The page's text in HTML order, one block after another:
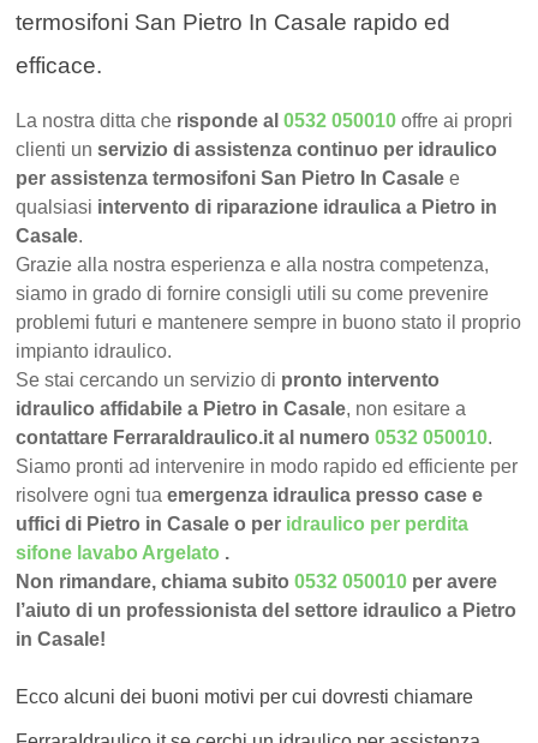
termosifoni San Pietro In Casale rapido ed
efficace.
La nostra ditta che risponde al0532 050010 offre ai propri
clienti unservizio di assistenza continuo per idraulico
per assistenza termosifoni San Pietro In Casale e
qualsiasi intervento di riparazione idraulica a Pietro in
Casale.
Grazie alla nostra esperienza e alla nostra competenza,
siamo in grado di fornire consigli utili su come prevenire
problemi futuri e mantenere sempre in buono stato il proprio
impianto idraulico.
Se stai cercando un servizio di pronto intervento
idraulico affidabile a Pietro in Casale, non esitare a
contattare FerraraIdraulico.it al numero0532 050010.
Siamo pronti ad intervenire in modo rapido ed efficiente per
risolvere ogni tuaemergenza idraulica presso case e
uffici di Pietro in Casale o per idraulico per perdita
sifone lavabo Argelato .
Non rimandare, chiama subito0532 050010 per avere
l’aiuto di un professionista del settore idraulico a Pietro
in Casale!
Ecco alcuni dei buoni motivi per cui dovresti chiamare